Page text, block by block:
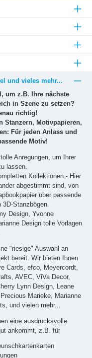
und vieles mehr...
um z.B. Ihre nächste
in Szene zu setzen?
richtig!
Stanzern, Motivpapieren,
Für jeden Anlass und
Motiv!
Anregungen, um Ihrer
lassen.
Kollektionen - Hier
abgestimmt sind, von
über passende
Stanzbögen.
Design, Yvonne
Design tolle Vorlagen
"riesige" Auswahl an
bereit. Wir bieten Ihnen
Cards, efco, Meyercordt,
AVEC, ViVa Decor,
Lynn Design, Leane
Marieke, Marianne
und vielen mehr...
eine ausdrucksvolle
ankommt, z.B. für